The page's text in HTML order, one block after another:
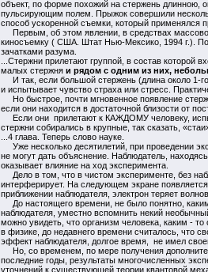
объект, по форме похожий на стержень длинною,
пульсирующим полем. Прыжок совершили
способ ускоренной съемки,
Первым, об этом явлении, в средствах
киносъемку ( США. Штат Нью-Мексико, 1994 г.).
зачатками разума.
...Стержни прилетают группой, в состав которой
малых стержня и рядом с одним из них,
И так, если большой стержень (длина около 1-
и испытывает чувство страха или стресс.
Но быстрое, почти мгновенное появление
если они находится в достаточной близости от
Если они прилетают к КАЖДОМУ человеку,
стержни собирались в крупные, так сказать,
...4 глава. Теперь слово науке.
Уже несколько десятилетий, при проведении
не могут дать объяснение. Наблюдатель,
оказывает влияние на ход эксперимента.
Дело в том, что в чистом эксперименте, без
интерферирует. На следующем экране
приближении наблюдателя, электрон теряет
До настоящего времени, не было понятно,
наблюдателя, уместно вспомнить некий
можно увидеть, что организм человека, каким -
в физике, до недавнего времени считалось, что
эффект наблюдателя, долгое время, не имел
Но, со временем, по мере получения
последние годы, результаты многочисленных
уточнений к существующей теории квантовой